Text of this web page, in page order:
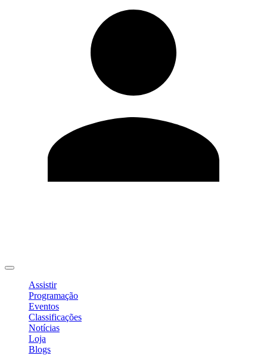
Assistir
Programação
Eventos
Classificações
Notícias
Loja
Blogs